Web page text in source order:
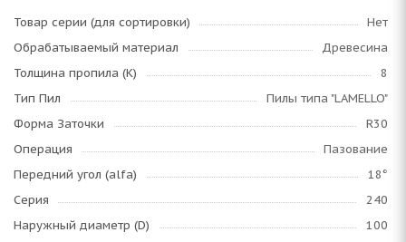
Товар серии (для сортировки)
Нет
Обрабатываемый материал
Древесина
Толщина пропила (K)
8
Тип Пил
Пилы типа "LAMELLO"
Форма Заточки
R30
Операция
Пазование
Передний угол (alfa)
18°
Серия
240
Наружный диаметр (D)
100